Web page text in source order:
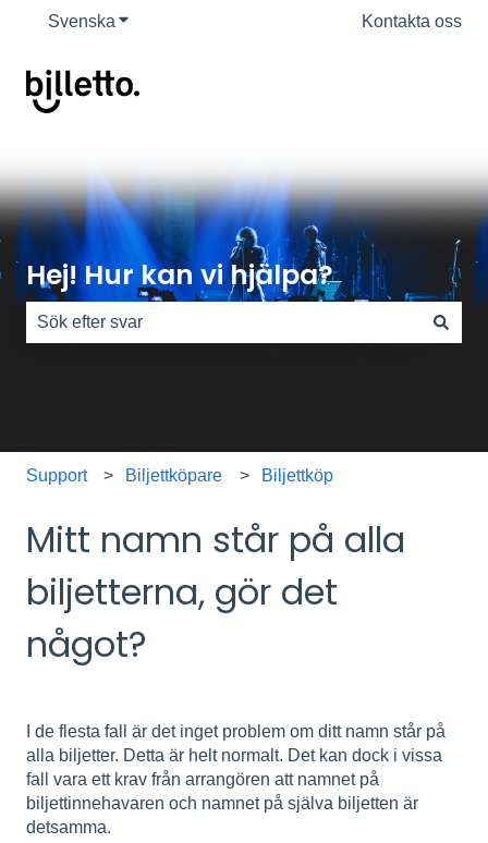
Svenska Visa undermenyer för översättningarKontakta oss
Hej! Hur kan vi hjälpa?
Support Biljettköpare Biljettköp
Mitt namn står på alla
biljetterna, gör det
något?
I de flesta fall är det inget problem om ditt namn står på
alla biljetter. Detta är helt normalt. Det kan dock i vissa
fall vara ett krav från arrangören att namnet på
biljettinnehavaren och namnet på själva biljetten är
detsamma.